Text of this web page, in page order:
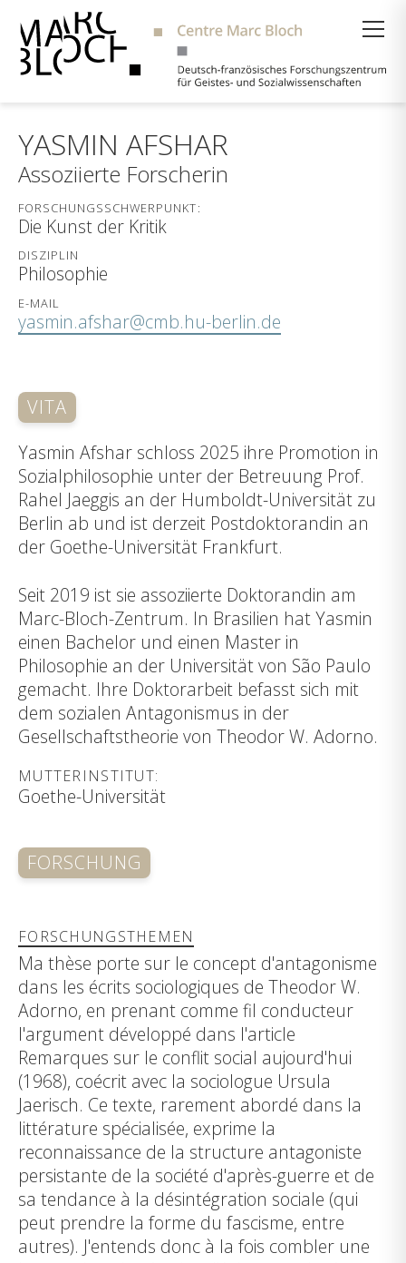
YASMIN AFSHAR
Assoziierte Forscherin
FORSCHUNGSSCHWERPUNKT:
Die Kunst der Kritik
DISZIPLIN
Philosophie
E-MAIL
yasmin.afshar@cmb.hu-berlin.de
VITA
Yasmin Afshar schloss 2025 ihre Promotion in
Sozialphilosophie unter der Betreuung Prof.
Rahel Jaeggis an der Humboldt-Universität zu
Berlin ab und ist derzeit Postdoktorandin an
der Goethe-Universität Frankfurt.
Seit 2019 ist sie assoziierte Doktorandin am
Marc-Bloch-Zentrum. In Brasilien hat Yasmin
einen Bachelor und einen Master in
Philosophie an der Universität von São Paulo
gemacht. Ihre Doktorarbeit befasst sich mit
dem sozialen Antagonismus in der
Gesellschaftstheorie von Theodor W. Adorno.
MUTTERINSTITUT:
Goethe-Universität
FORSCHUNG
FORSCHUNGSTHEMEN
Ma thèse porte sur le concept d'antagonisme
dans les écrits sociologiques de Theodor W.
Adorno, en prenant comme fil conducteur
l'argument développé dans l'article
Remarques sur le conflit social aujourd'hui
(1968), coécrit avec la sociologue Ursula
Jaerisch. Ce texte, rarement abordé dans la
littérature spécialisée, exprime la
reconnaissance de la structure antagoniste
persistante de la société d'après-guerre et de
sa tendance à la désintégration sociale (qui
peut prendre la forme du fascisme, entre
autres). J'entends donc à la fois combler une